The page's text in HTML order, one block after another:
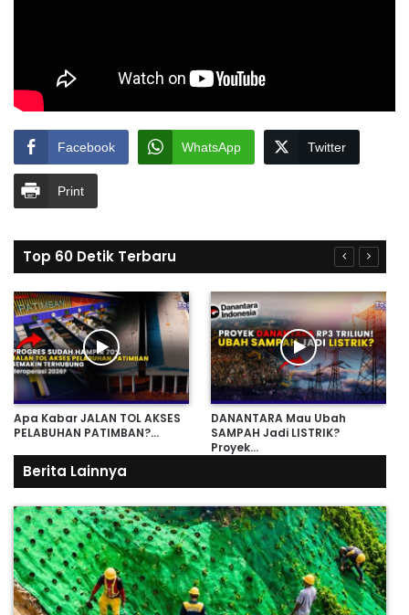
Facebook WhatsApp Twitter
Print
Top 60 Detik Terbaru
Apa Kabar JALAN TOL AKSES
PELABUHAN PATIMBAN?…
DANANTARA Mau Ubah
SAMPAH Jadi LISTRIK?
Proyek…
Berita Lainnya